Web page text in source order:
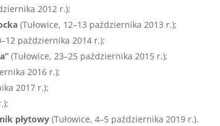
2012 r.);
(Tułowice, 12–13 października 2013 r.);
października 2014 r.);
(Tułowice, 23–25 października 2015 r.);
2016 r.);
2017 r.);
płytowy (Tułowice, 4–5 października 2019 r.).